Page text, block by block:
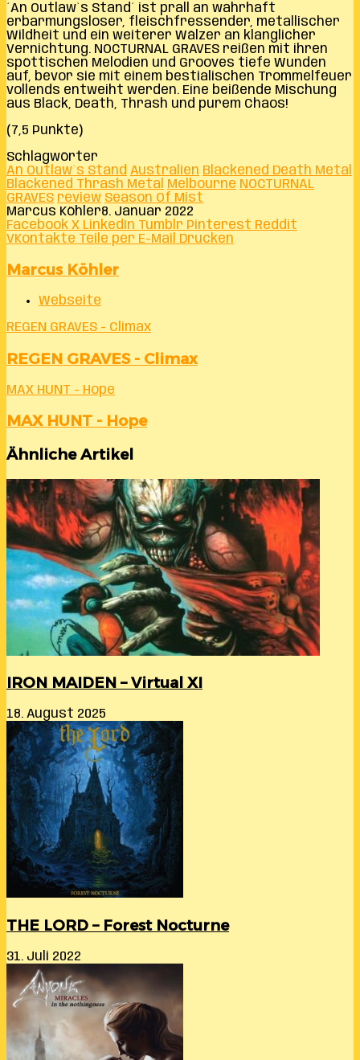
´An Outlaw`s Stand´ ist prall an wahrhaft
erbarmungsloser, fleischfressender, metallischer
Wildheit und ein weiterer Wälzer an klanglicher
Vernichtung. NOCTURNAL GRAVES reißen mit ihren
spöttischen Melodien und Grooves tiefe Wunden
auf, bevor sie mit einem bestialischen Trommelfeuer
vollends entweiht werden. Eine beißende Mischung
aus Black, Death, Thrash und purem Chaos!
(7,5 Punkte)
Schlagwörter
An Outlaw`s Stand Australien Blackened Death Metal
Blackened Thrash Metal
Melbourne NOCTURNAL
GRAVES review Season Of Mist
Marcus Köhler8. Januar 2022
Facebook X LinkedIn Tumblr Pinterest Reddit
VKontakte Teile per E-Mail Drucken
Marcus Köhler
Webseite
REGEN GRAVES - Climax
REGEN GRAVES - Climax
MAX HUNT - Hope
MAX HUNT - Hope
Ähnliche Artikel
IRON MAIDEN – Virtual XI
18. August 2025
THE LORD – Forest Nocturne
31. Juli 2022